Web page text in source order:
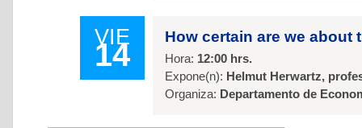
VIE
14
How certain are we
Hora: 12:00 hrs.
Expone(n): Helmut Herwartz,
Organiza: Departamento de